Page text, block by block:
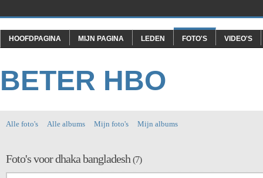
HOOFDPAGINA MIJN PAGINA LEDEN FOTO'S VIDEO'S
BETER HBO
Alle foto's Alle albums Mijn foto's Mijn albums
Foto's voor dhaka bangladesh (7)